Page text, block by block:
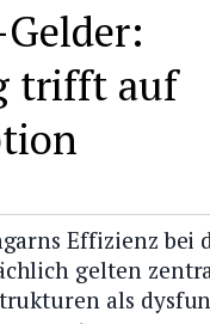
trifft auf
Effizienz bei
gelten
als